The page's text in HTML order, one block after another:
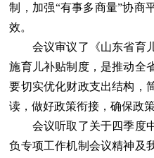
制，加强“有事多商量”协商
效。
会议审议了《山东省育儿
施育儿补贴制度，是推动全
要切实优化财政支出结构，
读，做好政策衔接，确保政
会议听取了关于四季度中
负专项工作机制会议精神及